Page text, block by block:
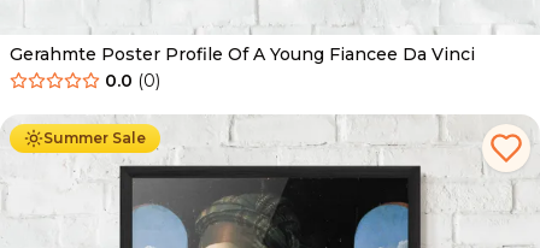
Gerahmte Poster Profile Of A Young Fiancee Da Vinci
0.0 (0)
Summer Sale
Ab 49.90 € 29.90